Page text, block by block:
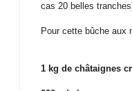
cas 20 belles
Pour cette bûche aux
1 kg de châtaignes